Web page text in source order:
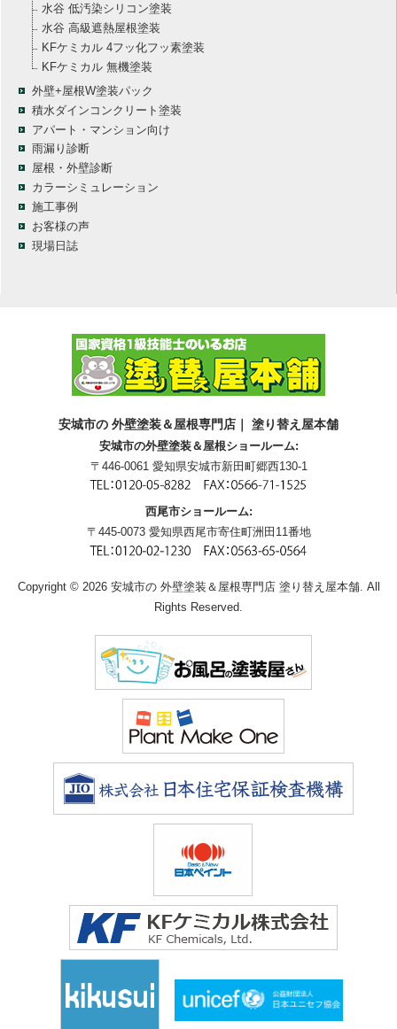
水谷 低汚染シリコン塗装
水谷 高級遮熱屋根塗装
KFケミカル 4フッ化フッ素塗装
KFケミカル 無機塗装
外壁+屋根W塗装パック
積水ダインコンクリート塗装
アパート・マンション向け
雨漏り診断
屋根・外壁診断
カラーシミュレーション
施工事例
お客様の声
現場日誌
安城市の 外壁塗装＆屋根専門店｜ 塗り替え屋本舗
安城市の外壁塗装＆屋根ショールーム:
〒446-0061 愛知県安城市新田町郷西130-1
西尾市ショールーム:
〒445-0073 愛知県西尾市寄住町洲田11番地
Copyright © 2026 安城市の 外壁塗装＆屋根専門店 塗り替え屋本舗. All
Rights Reserved.